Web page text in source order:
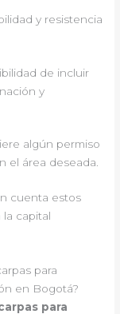
y resistencia
de incluir
y
algún permiso
el área deseada.
cuenta estos
capital
para
en Bogotá?
para